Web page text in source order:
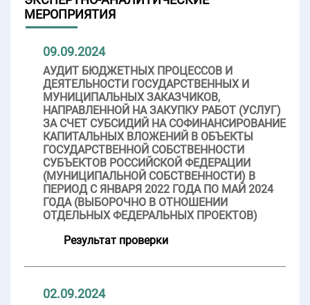
МЕРОПРИЯТИЯ
09.09.2024
АУДИТ БЮДЖЕТНЫХ ПРОЦЕССОВ И
ДЕЯТЕЛЬНОСТИ ГОСУДАРСТВЕННЫХ И
МУНИЦИПАЛЬНЫХ ЗАКАЗЧИКОВ,
НАПРАВЛЕННОЙ НА ЗАКУПКУ РАБОТ (УСЛУГ)
ЗА СЧЕТ СУБСИДИЙ НА СОФИНАНСИРОВАНИЕ
КАПИТАЛЬНЫХ ВЛОЖЕНИЙ В ОБЪЕКТЫ
ГОСУДАРСТВЕННОЙ СОБСТВЕННОСТИ
СУБЪЕКТОВ РОССИЙСКОЙ ФЕДЕРАЦИИ
(МУНИЦИПАЛЬНОЙ СОБСТВЕННОСТИ) В
ПЕРИОД С ЯНВАРЯ 2022 ГОДА ПО МАЙ 2024
ГОДА (ВЫБОРОЧНО В ОТНОШЕНИИ
ОТДЕЛЬНЫХ ФЕДЕРАЛЬНЫХ ПРОЕКТОВ)
Результат проверки
02.09.2024